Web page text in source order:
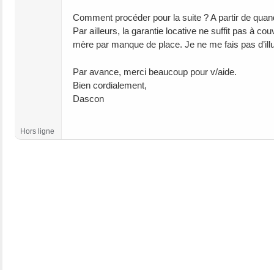
Comment procéder pour la suite ? A partir de
Par ailleurs, la garantie locative ne suffit pas à
mère par manque de place. Je ne me fais pas
Par avance, merci beaucoup pour v/aide.
Bien cordialement,
Dascon
Hors ligne